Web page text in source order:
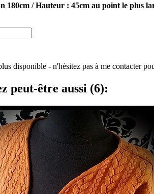
180cm / Hauteur : 45cm au point le plus
disponible - n'hésitez pas à me contacter
peut-être aussi (6):